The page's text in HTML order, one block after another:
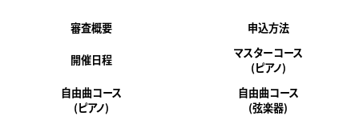
審査概要 申込方法
開催日程
マスターコース
(ピアノ)
自由曲コース
(ピアノ)
自由曲コース
(弦楽器)